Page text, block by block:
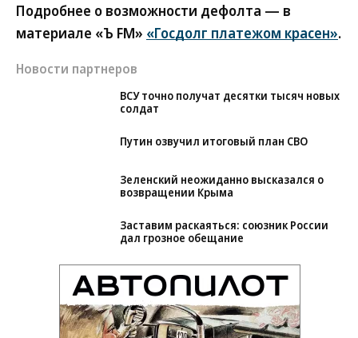
Подробнее о возможности дефолта — в
материале «Ъ FM» «Госдолг платежом красен».
Новости партнеров
ВСУ точно получат десятки тысяч новых
солдат
Зеленский неожиданно высказался о
Заставим раскаяться: союзник России
дал грозное обещание